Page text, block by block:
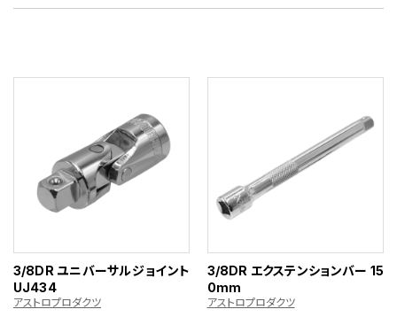
3/8DR ユニバーサルジョイント
UJ434
アストロプロダクツ
3/8DR エクステンションバー 15
0mm
アストロプロダクツ